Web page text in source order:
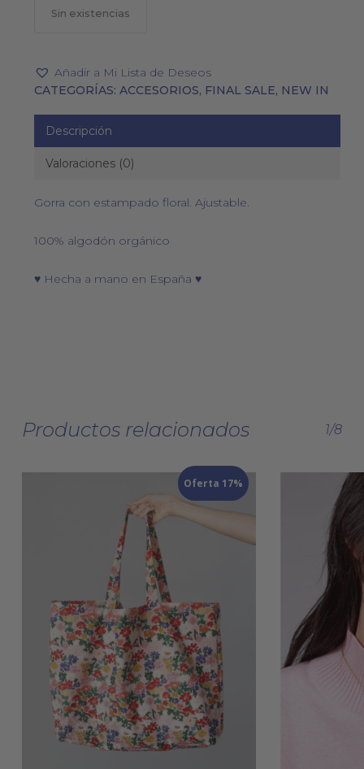
Sin existencias
Añadir a Mi Lista de Deseos
CATEGORÍAS: ACCESORIOS, FINAL SALE, NEW IN
Descripción
Valoraciones (0)
Gorra con estampado floral. Ajustable.
100% algodón orgánico
♥ Hecha a mano en España ♥
Productos relacionados 1/8
Oferta 17%